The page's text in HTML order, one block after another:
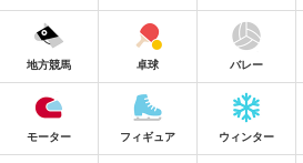
地方競馬 卓球 バレー
モーター フィギュア ウィンター